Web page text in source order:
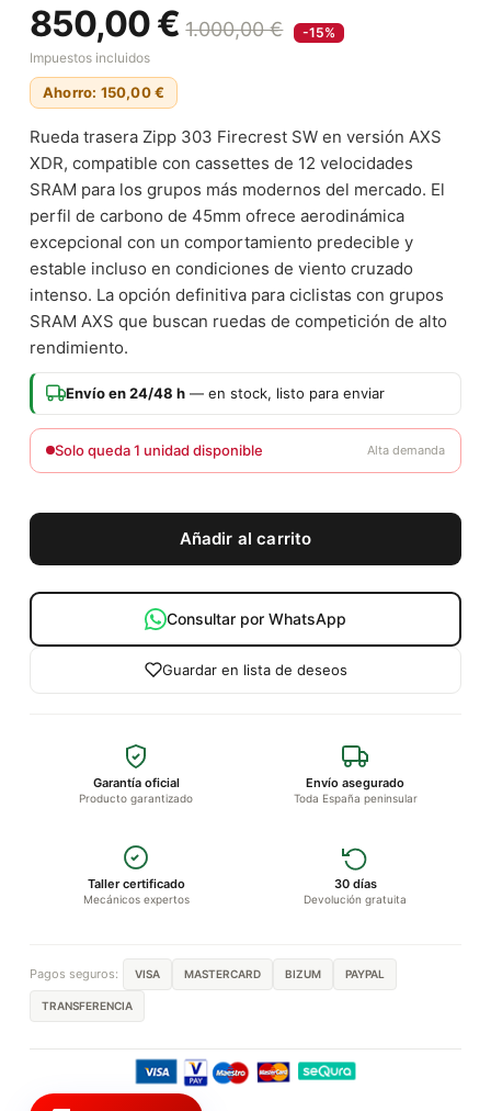
850,00 € 1.000,00 €
-15%
Impuestos incluidos
Ahorro: 150,00 €
Rueda trasera Zipp 303 Firecrest SW en versión AXS
XDR, compatible con cassettes de 12 velocidades
SRAM para los grupos más modernos del mercado. El
perfil de carbono de 45mm ofrece aerodinámica
excepcional con un comportamiento predecible y
estable incluso en condiciones de viento cruzado
intenso. La opción definitiva para ciclistas con grupos
SRAM AXS que buscan ruedas de competición de alto
rendimiento.
Envío en 24/48 h — en stock, listo para enviar
Solo queda 1 unidad disponible Alta demanda
Añadir al carrito
Consultar por WhatsApp
Guardar en lista de deseos
Garantía oficial
Producto garantizado
Envío asegurado
Toda España peninsular
Taller certificado
Mecánicos expertos
30 días
Devolución gratuita
Pagos seguros: VISA MASTERCARD BIZUM PAYPAL
TRANSFERENCIA